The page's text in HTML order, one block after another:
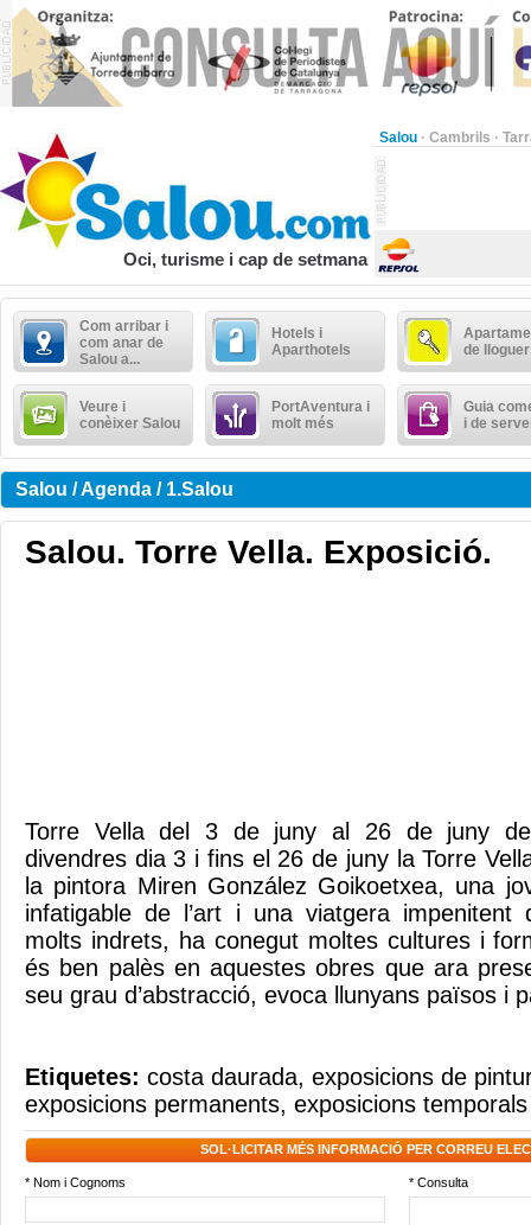
Salou · Cambrils ·
Oci, turisme i cap de setmana
Com arribar i
com anar de
Salou a...
Hotels i
Aparthotels
de lloguer
Veure i
conèixer Salou
PortAventura i
molt més
Guia
i de
Salou / Agenda / 1.Salou
Salou. Torre Vella. Exposició.
Torre Vella del 3 de juny al 26 de juny de
divendres dia 3 i fins el 26 de juny la Torre
la pintora Miren González Goikoetxea, una
infatigable de l’art i una viatgera
molts indrets, ha conegut moltes cultures i
és ben palès en aquestes obres que ara
seu grau d’abstracció, evoca llunyans països i
Etiquetes: costa daurada, exposicions de
exposicions permanents, exposicions temporals
SOL·LICITAR MÉS INFORMACIÓ PER CORREU
* Nom i Cognoms * Consulta